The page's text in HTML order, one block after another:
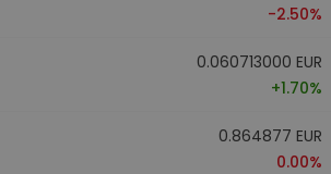
-2.50%
0.060713000 EUR
+1.70%
0.864877 EUR
0.00%